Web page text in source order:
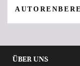
ÜBER UNS